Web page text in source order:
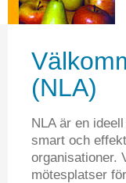
(NLA)
NLA är en
smart och
organisationer.
mötesplatser